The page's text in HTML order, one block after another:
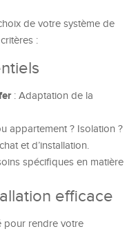
de votre système de
:
: Adaptation de la
appartement ? Isolation ?
et d’installation.
spécifiques en matière
efficace
pour rendre votre